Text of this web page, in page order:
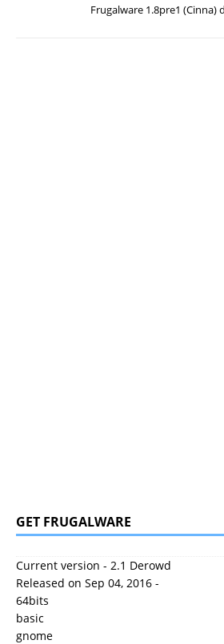
Frugalware 1.8pre1 (Cinna)
GET FRUGALWARE
Current version - 2.1 Derowd
Released on Sep 04, 2016 -
64bits
basic
gnome